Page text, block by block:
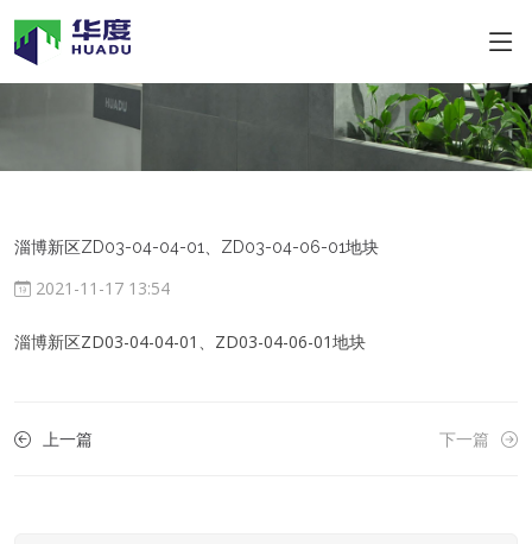
淄博新区ZD03-04-04-01、ZD03-04-06-01地块
2021-11-17 13:54
淄博新区ZD03-04-04-01、ZD03-04-06-01地块
上一篇 下一篇